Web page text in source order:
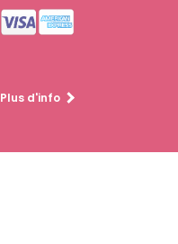
Plus d'info